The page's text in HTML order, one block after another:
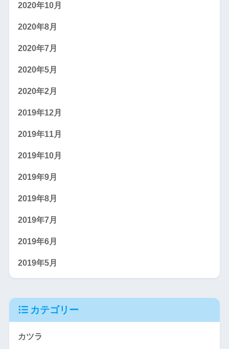
2020年10月
2020年8月
2020年7月
2020年5月
2020年2月
2019年12月
2019年11月
2019年10月
2019年9月
2019年8月
2019年7月
2019年6月
2019年5月
カテゴリー
カツラ